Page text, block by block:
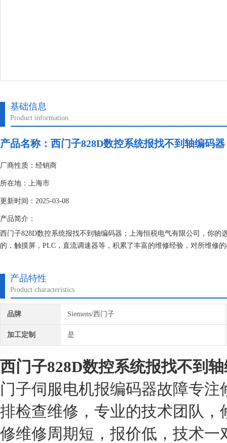
基础信息
Product information
产品名称： 西门子828D数控系统报找不到轴编码器
厂商性质：经销商
所在地：上海市
更新时间：2025-03-08
产品简介：
西门子828D数控系统报找不到轴编码器；上海恒税电气有限公司，你
的，触摸屏，PLC，直流调速器等，积累了丰富的维修经验，对所维修
产品特性
Product characteristics
品牌 Siemens/西门子
加工定制 是
西门子828D数控系统报找不到
门子伺服电机报编码器故障专
排检查维修，专业的技术团队
修维修周期短，报价低，技术